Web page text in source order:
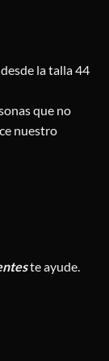
la talla 44
que no
nuestro
te ayude.